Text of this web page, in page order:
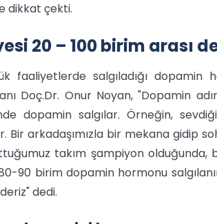
dikkat çekti.
20 – 100 birim arası
faaliyetlerde salgıladığı dopamin
Doç.Dr. Onur Noyan, "Dopamin
dopamin salgılar. Örneğin,
Bir arkadaşımızla bir mekana gidip
takım şampiyon
90 birim dopamin hormonu
dedi.